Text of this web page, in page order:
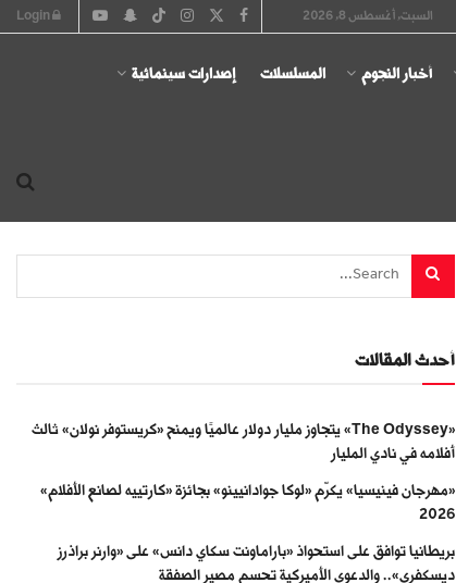
السبت, أغسطس 8, 2026
أخبار النجوم المسلسلات إصدارات سينمائية
أحدث المقالات
«The Odyssey» يتجاوز مليار دولار عالميًا ويمنح «كريستوفر نولان» ثالث
أفلامه في نادي المليار
«مهرجان فينيسيا» يكرّم «لوكا جوادانيينو» بجائزة «كارتييه لصانع الأفلام»
2026
بريطانيا توافق على استحواذ «باراماونت سكاي دانس» على «وارنر براذرز
ديسكفري».. والدعوى الأميركية تحسم مصير الصفقة